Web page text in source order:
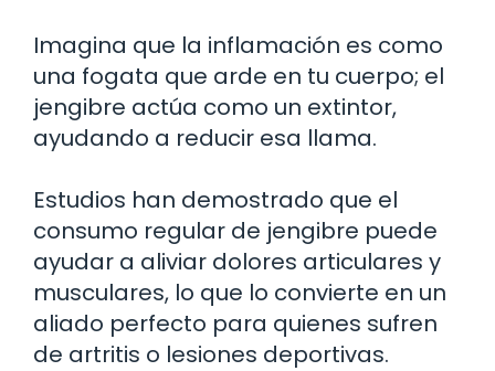
Imagina que la inflamación es como
una fogata que arde en tu cuerpo; el
jengibre actúa como un extintor,
ayudando a reducir esa llama.
Estudios han demostrado que el
consumo regular de jengibre puede
ayudar a aliviar dolores articulares y
musculares, lo que lo convierte en un
aliado perfecto para quienes sufren
de artritis o lesiones deportivas.